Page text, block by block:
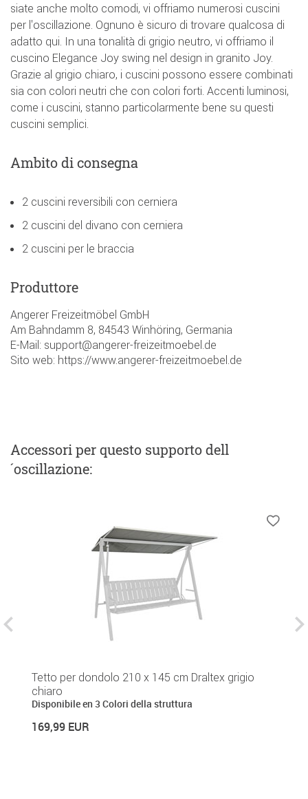
siate anche molto comodi, vi offriamo numerosi cuscini
per l'oscillazione. Ognuno è sicuro di trovare qualcosa di
adatto qui. In una tonalità di grigio neutro, vi offriamo il
cuscino Elegance Joy swing nel design in granito Joy.
Grazie al grigio chiaro, i cuscini possono essere combinati
sia con colori neutri che con colori forti. Accenti luminosi,
come i cuscini, stanno particolarmente bene su questi
cuscini semplici.
Ambito di consegna
2 cuscini reversibili con cerniera
2 cuscini del divano con cerniera
2 cuscini per le braccia
Produttore
Angerer Freizeitmöbel GmbH
Am Bahndamm 8, 84543 Winhöring, Germania
E-Mail: support@angerer-freizeitmoebel.de
Sito web: https://www.angerer-freizeitmoebel.de
Accessoriper questo supporto dell
´oscillazione:
Tetto per dondolo 210 x 145 cm Draltex grigio
chiaro
Disponibile en 3 Colori della struttura
169,99 EUR